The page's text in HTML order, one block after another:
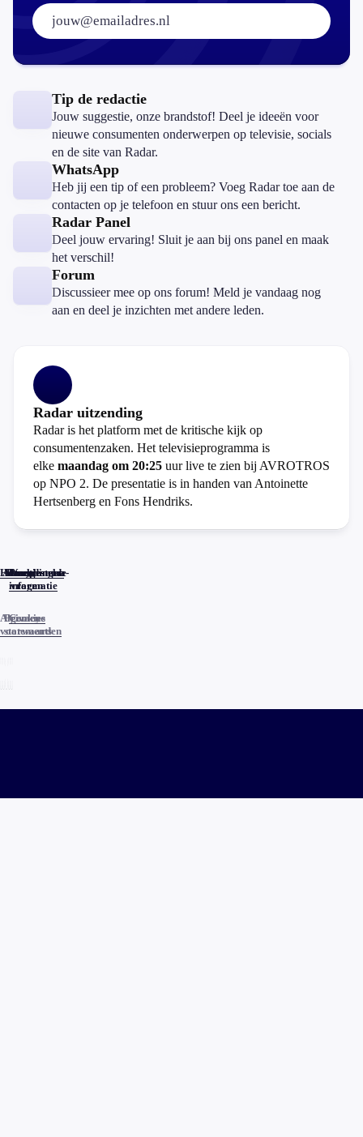
E-mailadres:
Tip de redactie
Jouw suggestie, onze brandstof! Deel je ideeën voor
nieuwe consumenten onderwerpen op televisie, socials
en de site van Radar.
WhatsApp
Heb jij een tip of een probleem? Voeg Radar toe aan de
contacten op je telefoon en stuur ons een bericht.
Radar Panel
Deel jouw ervaring! Sluit je aan bij ons panel en maak
het verschil!
Forum
Discussieer mee op ons forum! Meld je vandaag nog
aan en deel je inzichten met andere leden.
Radar uitzending
Radar is het platform met de kritische kijk op
consumentenzaken. Het televisieprogramma is
elke maandag om 20:25 uur live te zien bij AVROTROS
op NPO 2. De presentatie is in handen van Antoinette
Hertsenberg en Fons Hendriks.
Home
Actueel
Uitzendingen
Reacties
Programma-
informatie
Veelgestelde
vragen
Algemene
voorwaarden
Privacy
statements
Cookies